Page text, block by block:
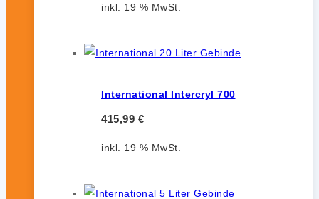
inkl. 19 % MwSt.
International Intercryl 700
415,99 €
inkl. 19 % MwSt.